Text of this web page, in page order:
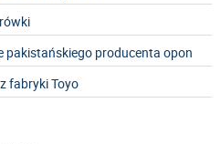
pakistańskiego producenta opon
fabryki Toyo